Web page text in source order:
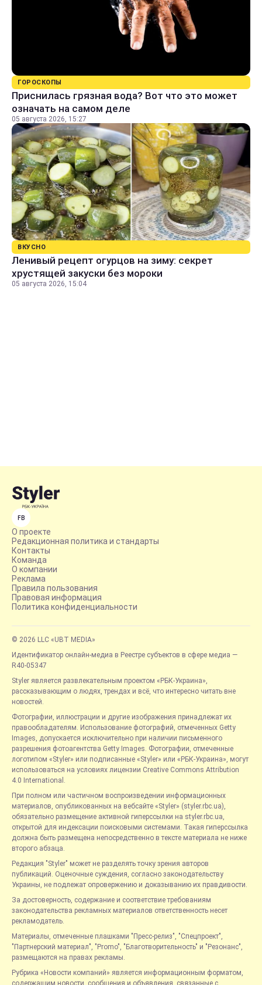
ГОРОСКОПЫ
Приснилась грязная вода? Вот что это может
означать на самом деле
05 августа 2026, 15:27
ВКУСНО
Ленивый рецепт огурцов на зиму: секрет
хрустящей закуски без мороки
05 августа 2026, 15:04
FB
О проекте
Редакционная политика и стандарты
Контакты
Команда
О компании
Реклама
Правила пользования
Правовая информация
Политика конфиденциальности
© 2026 LLC «UBT MEDIA»
Идентификатор онлайн-медиа в Реестре субъектов в сфере медиа —
R40-05347
Styler является развлекательным проектом «РБК-Украина»,
рассказывающим о людях, трендах и всё, что интересно читать вне
новостей.
Фотографии, иллюстрации и другие изображения принадлежат их
правообладателям. Использование фотографий, отмеченных Getty
Images, допускается исключительно при наличии письменного
разрешения фотоагентства Getty Images. Фотографии, отмеченные
логотипом «Styler» или подписанные «Styler» или «РБК-Украина», могут
использоваться на условиях лицензии Creative Commons Attribution
4.0 International.
При полном или частичном воспроизведении информационных
материалов, опубликованных на вебсайте «Styler» (styler.rbc.ua),
обязательно размещение активной гиперссылки на styler.rbc.ua,
открытой для индексации поисковыми системами. Такая гиперссылка
должна быть размещена непосредственно в тексте материала не ниже
второго абзаца.
Редакция "Styler" может не разделять точку зрения авторов
публикаций. Оценочные суждения, согласно законодательству
Украины, не подлежат опровержению и доказыванию их правдивости.
За достоверность, содержание и соответствие требованиям
законодательства рекламных материалов ответственность несет
рекламодатель.
Материалы, отмеченные плашками "Пресс-релиз", "Спецпроект",
"Партнерский материал", "Promo", "Благотворительность" и "Резонанс",
размещаются на правах рекламы.
Рубрика «Новости компаний» является информационным форматом,
содержащим новости, сообщения и объявления, связанные с